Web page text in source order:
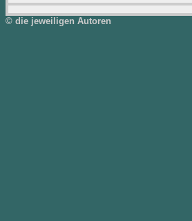
© die jeweiligen Autoren